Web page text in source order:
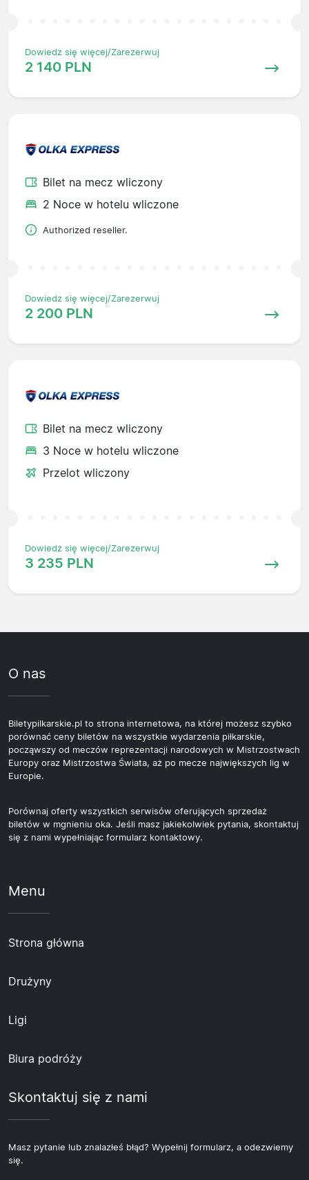
Dowiedz się więcej/Zarezerwuj
2 140 PLN
Bilet na mecz wliczony
2 Noce w hotelu wliczone
Authorized reseller.
Dowiedz się więcej/Zarezerwuj
2 200 PLN
Bilet na mecz wliczony
3 Noce w hotelu wliczone
Przelot wliczony
Dowiedz się więcej/Zarezerwuj
3 235 PLN
O nas
Biletypilkarskie.pl to strona internetowa, na której możesz szybko
porównać ceny biletów na wszystkie wydarzenia piłkarskie,
począwszy od meczów reprezentacji narodowych w Mistrzostwach
Europy oraz Mistrzostwa Świata, aż po mecze największych lig w
Europie.
Porównaj oferty wszystkich serwisów oferujących sprzedaż
biletów w mgnieniu oka. Jeśli masz jakiekolwiek pytania, skontaktuj
się z nami wypełniając formularz kontaktowy.
Menu
Strona główna
Drużyny
Ligi
Biura podróży
Skontaktuj się z nami
Masz pytanie lub znalazłeś błąd? Wypełnij formularz, a odezwiemy
się.